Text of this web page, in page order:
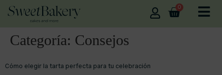
0
Categoría: Consejos
Cómo elegir la tarta perfecta para tu celebración